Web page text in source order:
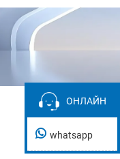
ОНЛАЙН
ОНЛАЙН
whatsapp